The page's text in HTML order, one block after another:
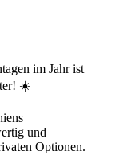
im Jahr ist
☀️
und
Optionen.